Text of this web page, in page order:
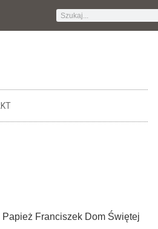
Franciszek Dom Świętej